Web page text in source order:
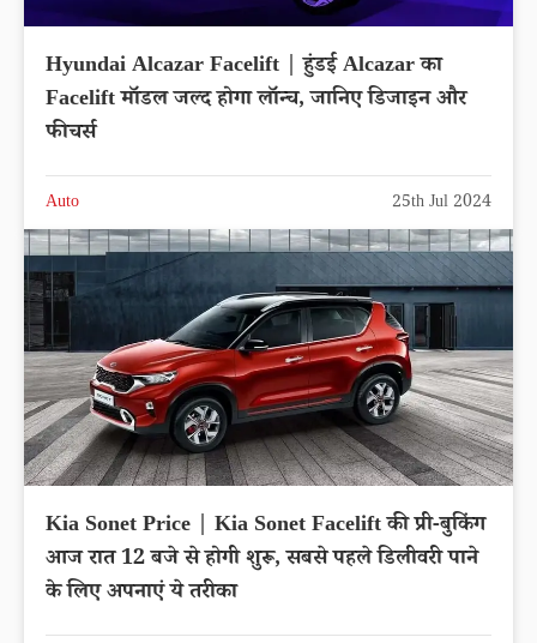
Hyundai Alcazar Facelift | हुंडई Alcazar का
Facelift मॉडल जल्द होगा लॉन्च, जानिए डिजाइन और
फीचर्स
Auto 25th Jul 2024
Kia Sonet Price | Kia Sonet Facelift की प्री-बुकिंग
आज रात 12 बजे से होगी शुरू, सबसे पहले डिलीवरी पाने
के लिए अपनाएं ये तरीका